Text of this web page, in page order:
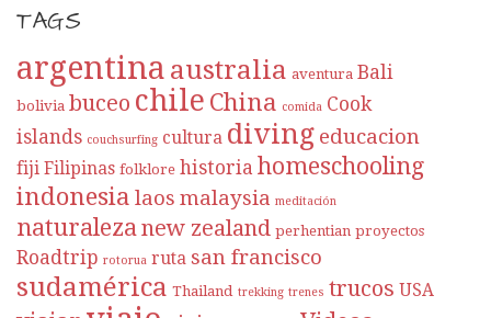
TAGS
argentina australia aventura Bali
bolivia buceo chile China comida Cook
islands couchsurfing cultura diving educacion
fiji Filipinas folklore historia homeschooling
indonesia laos malaysia meditación
naturalezanew zealand perhentian proyectos
Roadtrip rotorua ruta san francisco
sudamérica Thailand trekking trenes trucos USA